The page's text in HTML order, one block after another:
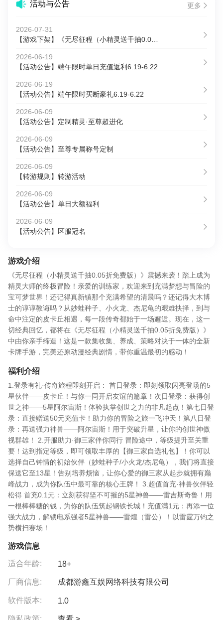
活动与公告 更多
2026-07-31
2026-06-19
【活动公告】端午限时单日充值返利6.19-6.22
2026-06-19
【活动公告】端午限时买断豪礼6.19-6.22
2026-06-09
【活动公告】定制精灵·至尊超进化
2026-06-09
【活动公告】至尊专属称号定制
2026-06-09
【转游规则】转游活动
2026-06-09
【活动公告】单日大额福利
2026-06-09
【活动公告】区服冠名
游戏介绍
《无尽征程（小精灵送千抽0.05折免费版）》震撼来袭！踏上成为
精灵大师的终极冒险！​亲爱的训练家，欢迎来到充满梦想与冒险的
宝可梦世界！​还记得真新镇那个充满希望的清晨吗？还记得大木博
士的谆谆教诲吗？从妙蛙种子、小火龙、杰尼龟的艰难抉择，到与
命中注定的皮卡丘相遇，每一段传奇都始于一场邂逅。现在，这一
切经典回忆，都将在《无尽征程（小精灵送千抽0.05折免费版）》
中由你亲手缔造！这是一款集收集、养成、策略对决于一体的全新
卡牌手游，完美还原动漫经典剧情，带你重温最初的感动！
福利介绍
1.登录有礼·传奇旅程即刻开启： 首日登录​：即刻领取闪亮登场的5
星伙伴——皮卡丘​！与你一同开启友谊的篇章！ ​次日登录​：获得创
世之神——5星阿尔宙斯​！体验执掌创世之力的非凡起点！ ​第七日登
录​：直接赠送50元充值卡​！助力你的冒险之旅一飞冲天！ ​第八日登
录​：再送强力神兽——阿尔宙斯​！用于突破升星，让你的创世神傲
视群雄！ 2.开服助力·御三家伴你同行 冒险途中，等级提升至关重
要！达到指定等级，即可领取丰厚的【御三家自选礼包】！你可以
选择自己钟情的初始伙伴（妙蛙种子/小火龙/杰尼龟），我们将直接
保送它至13星​！告别培养烦恼，让你心爱的御三家从起步就拥有巅
峰战力，成为你队伍中最可靠的核心王牌！ 3.超值首充·神兽伙伴轻
松得 首充0.1元​：立刻获得坚不可摧的5星神兽——雷吉斯奇鲁​！用
一根棒棒糖的钱，为你的队伍筑起钢铁长城！ ​充值满1元​：再添一位
强大战力，解锁电系强者5星神兽——雷煌​（雷公）！以雷霆万钧之
势横扫赛场！
游戏信息
适合年龄: 18+
厂商信息: 成都游鑫互娱网络科技有限公司
软件版本: 1.0